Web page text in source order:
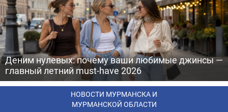
Деним нулевых: почему ваши любимые джинсы —
главный летний must-have 2026
НОВОСТИ МУРМАНСКА И
МУРМАНСКОЙ ОБЛАСТИ